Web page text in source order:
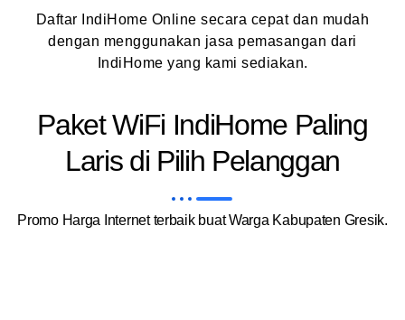
Daftar IndiHome Online secara cepat dan mudah
dengan menggunakan jasa pemasangan dari
IndiHome yang kami sediakan.
Paket WiFi IndiHome Paling
Laris di Pilih Pelanggan
Promo Harga Internet terbaik buat Warga Kabupaten Gresik.